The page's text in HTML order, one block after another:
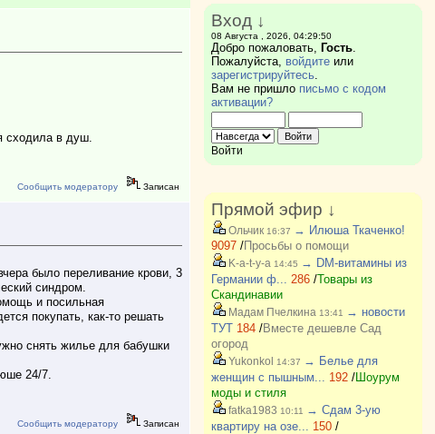
сходила в душ.
Сообщить модератору Записан
было переливание крови, 3
синдром.
и посильная
покупать, как-то решать
снять жилье для бабушки
24/7.
Сообщить модератору Записан
Вход ↓
08 Августа , 2026, 04:29:50
Добро пожаловать, Гость.
Пожалуйста, войдитеили
зарегистрируйтесь.
Вам не пришло письмо с кодом
активации?
Войти
Прямой эфир ↓
Ольчик16:37 → Илюша Ткаченко!
9097/Просьбы о помощи
K-a-t-y-a 14:45 → DM-витамины из
Германии ф... 286/Товары из
Скандинавии
Мадам Пчелкина 13:41
→ новости
ТУТ 184/Вместе дешевле Сад
огород
Yukonkol 14:37 → Белье для
женщин с пышным... 192/Шоурум
моды и стиля
fatka1983 10:11
→ Сдам 3-ую
квартиру на озе... 150/